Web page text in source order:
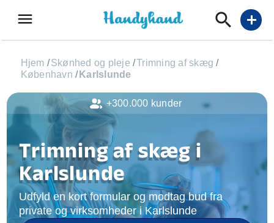
menu add
Hjem /Skønhed og pleje /Trimning af skæg /
København / Karlslunde
Trimning af skæg i
Karlslunde
Udfyld en kort formular og modtag bud fra
private og virksomheder i Karlslunde
+300.000 kunder